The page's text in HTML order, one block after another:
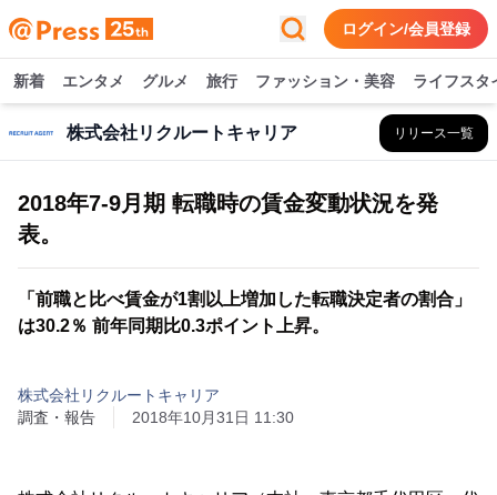
ログイン/会員登録
新着 エンタメ グルメ 旅行 ファッション・美容 ライフスタ
株式会社リクルートキャリア リリース一覧
2018年7-9月期 転職時の賃金変動状況を発
表。
「前職と比べ賃金が1割以上増加した転職決定者の割合」
は30.2％ 前年同期比0.3ポイント上昇。
株式会社リクルートキャリア
調査・報告
2018年10月31日 11:30